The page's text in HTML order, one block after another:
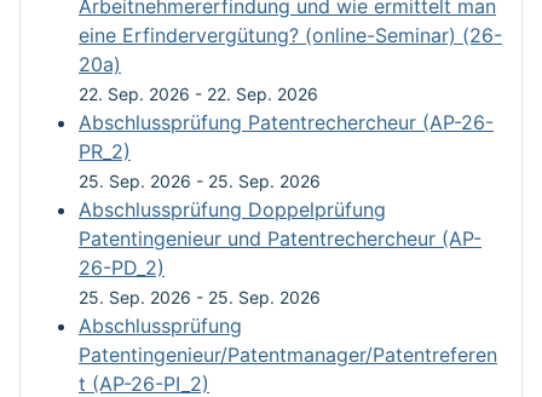
Arbeitnehmererfindung und wie ermittelt man
eine Erfindervergütung? (online-Seminar) (26-
20a)
22. Sep. 2026 - 22. Sep. 2026
Abschlussprüfung Patentrechercheur (AP-26-
PR_2)
25. Sep. 2026 - 25. Sep. 2026
Abschlussprüfung Doppelprüfung
Patentingenieur und Patentrechercheur (AP-
26-PD_2)
25. Sep. 2026 - 25. Sep. 2026
Abschlussprüfung
Patentingenieur/Patentmanager/Patentreferen
t (AP-26-PI_2)